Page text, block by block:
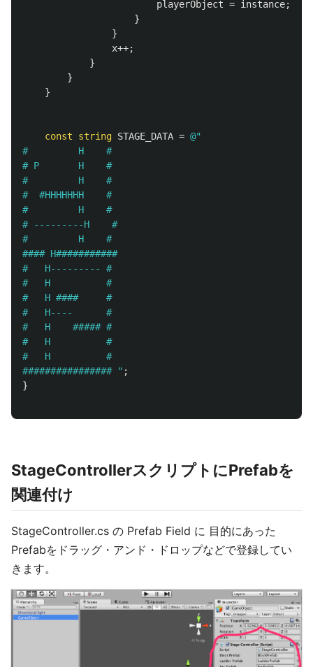
playerObject = instance;
}
}
x++;
}
}
}
const string STAGE_DATA = @"
#         H    #
# P       H    #
#         H    #
#  #HHHHHHH    #
#         H    #
# ---------H    #
#         H    #
#### H###########
#   H--------- #
#   H          #
#   H ####     #
#   H----      #
#   H    ##### #
#   H          #
#   H          #
################ " ;
}
StageControllerスクリプトにPrefabを
関連付け
StageController.cs の Prefab Field に 目的にあった
Prefabをドラッグ・アンド・ドロップなどで登録してい
きます。